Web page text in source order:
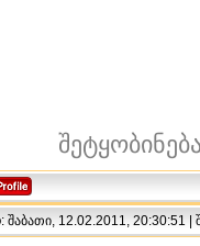
12.02.2011, 20:30:51 |